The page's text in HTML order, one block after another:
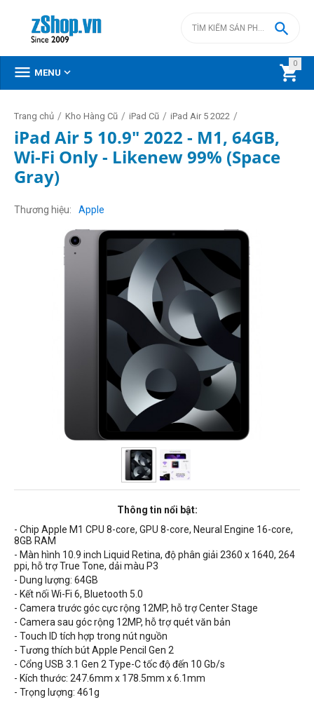
0


 MENU 
Trang chủ / Kho Hàng Cũ / iPad Cũ / iPad Air 5 2022 /
iPad Air 5 10.9" 2022 - M1, 64GB,
Wi-Fi Only - Likenew 99% (Space
Gray)
Thương hiệu Apple
Thông tin nổi bật:
- Chip Apple M1 CPU 8-core, GPU 8-core, Neural Engine 16-core,
8GB RAM
- Màn hình 10.9 inch Liquid Retina, độ phân giải 2360 x 1640, 264
ppi, hỗ trợ True Tone, dải màu P3
- Dung lượng: 64GB
- Kết nối Wi-Fi 6, Bluetooth 5.0
- Camera trước góc cực rộng 12MP, hỗ trợ Center Stage
- Camera sau góc rộng 12MP, hỗ trợ quét văn bản
- Touch ID tích hợp trong nút nguồn
- Tương thích bút Apple Pencil Gen 2
- Cổng USB 3.1 Gen 2 Type-C tốc độ đến 10 Gb/s
- Kích thước: 247.6mm x 178.5mm x 6.1mm
- Trọng lượng: 461g